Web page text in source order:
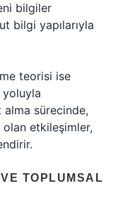
bilgiler
bilgi yapılarıyla
teorisi ise
sürecinde,
etkileşimler,
TOPLUMSAL